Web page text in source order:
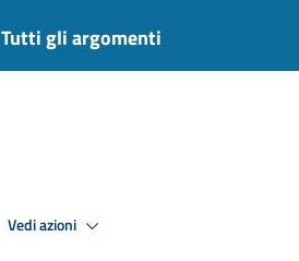
Tutti gli argomenti
Vedi azioni